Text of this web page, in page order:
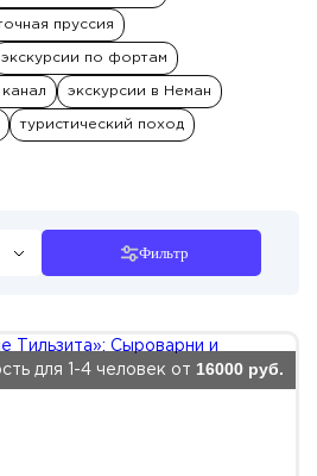
пруссия
экскурсии по фортам
экскурсии в Неман
туристический поход
Фильтр
для 1-4 человек от 16000 руб.